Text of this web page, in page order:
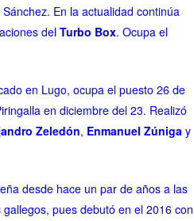
En la actualidad continúa
delTurbo Box. Ocupa el
en Lugo, ocupa el puesto 26 de
en diciembre del 23. Realizó
Zeledón, Enmanuel Zúnigay
desde hace un par de años a las
pues debutó en el 2016 con